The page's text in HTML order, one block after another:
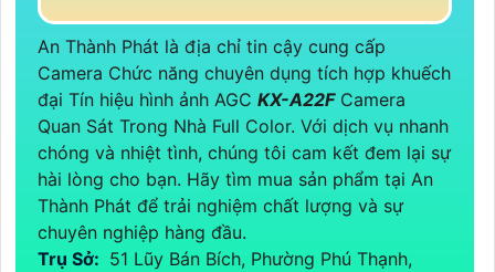
An Thành Phát là địa chỉ tin cậy cung cấp
Camera Chức năng chuyên dụng tích hợp khuếch
đại Tín hiệu hình ảnh AGC KX-A22FCamera
Quan Sát Trong Nhà Full Color. Với dịch vụ nhanh
chóng và nhiệt tình, chúng tôi cam kết đem lại sự
hài lòng cho bạn. Hãy tìm mua sản phẩm tại An
Thành Phát để trải nghiệm chất lượng và sự
chuyên nghiệp hàng đầu.
Trụ Sở: 51 Lũy Bán Bích, Phường Phú Thạnh,